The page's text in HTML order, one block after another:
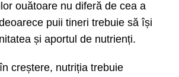
ouătoare nu diferă de cea a
puii tineri trebuie să își
și aportul de nutrienți.
creștere, nutriția trebuie